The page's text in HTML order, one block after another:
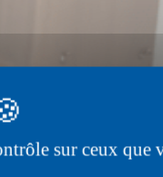
sur ceux que